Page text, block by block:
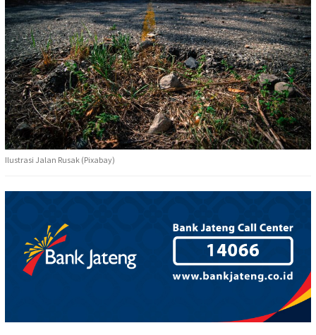
Ilustrasi Jalan Rusak (Pixabay)